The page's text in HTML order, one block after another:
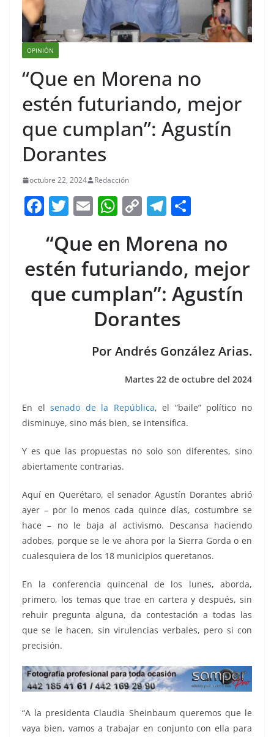
OPINIÓN
“Que en Morena no
estén futuriando, mejor
que cumplan”: Agustín
Dorantes
octubre 22, 2024 Redacción
F
c
e
b
o
T
itt
er
E
ai
l
W
at
s
A
p
p
C
p
y
Li
n
k
T
e
gr
a
m
ar
e
“Que en Morena no
estén futuriando, mejor
que cumplan”: Agustín
Dorantes
Por Andrés González Arias.
Martes 22 de octubre del 2024
En elsenado de la República, el “baile” político no
disminuye, sino más bien, se intensifica.
Y es que las propuestas no solo son diferentes, sino
abiertamente contrarias.
Aquí en Querétaro, el senador Agustín Dorantes abrió
ayer – por lo menos cada quince días, costumbre se
hace – no le baja al activismo. Descansa haciendo
adobes, porque se le ve ahora por la Sierra Gorda o en
cualesquiera de los 18 municipios queretanos.
En la conferencia quincenal de los lunes, aborda,
primero, los temas que trae en cartera y después, sin
rehuir pregunta alguna, da contestación a todas las
que se le hacen, sin virulencias verbales, pero si con
precisión.
“A la presidenta Claudia Sheinbaum queremos que le
vaya bien, vamos a trabajar en conjunto con ella para